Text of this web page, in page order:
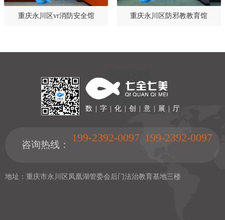
重庆永川区vr消防安全馆 重庆永川区防邪教教育馆
数 | 字 | 化 | 创 | 意 | 展 | 厅
咨询热线：
199-2392-0097 199-2392-0097
地址：重庆市永川区凤凰湖管委会后门法治教育基地三楼